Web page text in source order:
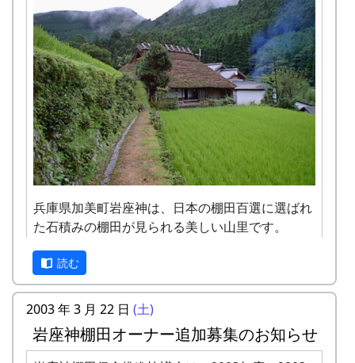
加美町の宿泊施設を安く利用できます（青年
の家、悠遊館、ハーモニーパークなど）。
加美町の特産品がもらえます（1万円相
当）。
地元の新鮮な野菜を購入できます。
加美町の広報紙が毎月送られてきます。
田植え、稲刈り時のイベントに参加できま
す。
加美町の祭などにもご参加ください。
オーナーの義務
米づくりが始まる4月末までに会費を支払っ
ていただきます。
田んぼに入って米をつくること。
自然とまじめにつきあうこと（天災などで不
作になっても文句を言わないこと）。
岩座神の住人や他のオーナーと積極的にコミ
ュニケーションを取ること。
3月28日（日）2004-03-28 クラインガルテン
の田圃の整備
○ クラインガルテンの田圃の整備
4月18日（日）2004-04-18 棚田オーナー対面
式
★ 棚田オーナー対面式
棚田オーナー（都会から米を作りに
来る人たち）と棚田保存会（岩座神
の住人）の初顔合わせ。お互いの自
己紹介やら、農業改良普及センター
の人による米作り講習会。そして区
画の抽選が行なわれる。
5月16日（日）2004-05-16 棚田オーナー田植
え祭
★ 棚田オーナー田植え祭
水田に入って、苗を手で植える。
6月13日（日）2004-06-13 棚田オーナー草刈
り、肥料散布
★ 棚田オーナー草刈り、肥料散布
兵庫県加美町岩座神は、日本の棚田百選に選ばれ
た石積みの棚田が見られる美しい山里です。
当地区では、この貴重な遺産を次代に引き継いで
いこうと、棚田の里づくりをはじめました。
今回は、棚田の里のゆったりとした景色、開放的
な気分、のんびりと流れる時間、楽しい思い出を
あなたの目でとらえて写真にしていただき、カレ
読む
2003 年 3 月 22 日 (土)
岩座神棚田オーナー追加募集のお知らせ